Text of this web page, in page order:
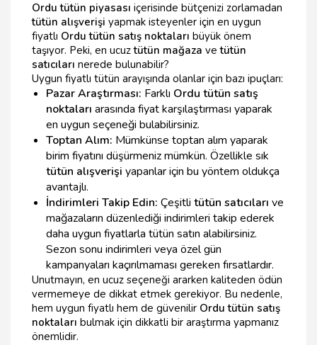
Ordu tütün piyasası içerisinde bütçenizi zorlamadan
tütün alışverişi yapmak isteyenler için en uygun
fiyatlı Ordu tütün satış noktaları büyük önem
taşıyor. Peki, en ucuztütün mağaza vetütün
satıcıları nerede bulunabilir?
Uygun fiyatlı tütün arayışında olanlar için bazı ipuçları:
Pazar Araştırması: Farklı Ordu tütün satış
noktaları arasında fiyat karşılaştırması yaparak
en uygun seçeneği bulabilirsiniz.
Toptan Alım: Mümkünse toptan alım yaparak
birim fiyatını düşürmeniz mümkün. Özellikle sık
tütün alışverişi yapanlar için bu yöntem oldukça
avantajlı.
İndirimleri Takip Edin: Çeşitli tütün satıcıları ve
mağazaların düzenlediği indirimleri takip ederek
daha uygun fiyatlarla tütün satın alabilirsiniz.
Sezon sonu indirimleri veya özel gün
kampanyaları kaçırılmaması gereken fırsatlardır.
Unutmayın, en ucuz seçeneği ararken kaliteden ödün
vermemeye de dikkat etmek gerekiyor. Bu nedenle,
hem uygun fiyatlı hem de güvenilir Ordu tütün satış
noktaları bulmak için dikkatli bir araştırma yapmanız
önemlidir.